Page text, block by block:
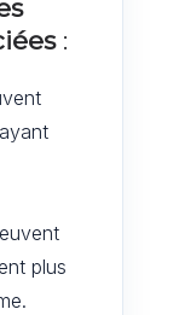
:
plus